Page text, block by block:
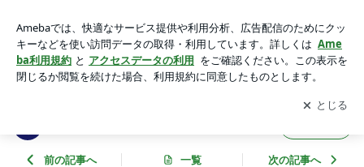
アプリをダウンロードして ブログの更新通知
を受け取りまし
ょう。
開く
前の記事へ 一覧 次の記事へ